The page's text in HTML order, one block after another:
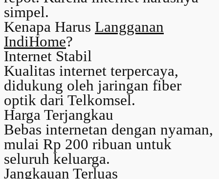
simpel.
Kenapa Harus Langganan
IndiHome?
Internet Stabil
Kualitas internet terpercaya,
didukung oleh jaringan fiber
optik dari Telkomsel.
Harga Terjangkau
Bebas internetan dengan nyaman,
mulai Rp 200 ribuan untuk
seluruh keluarga.
Jangkauan Terluas